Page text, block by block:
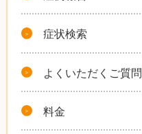
症状検索
よくいただくご質問
料金